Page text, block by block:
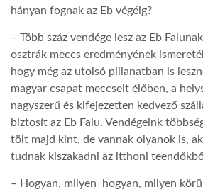
hányan fognak az Eb végéig?
– Több száz vendége lesz az Eb
osztrák meccs eredményének
hogy még az utolsó pillanatban is
magyar csapat meccseit élőben, a
nagyszerű és kifejezetten kedvező
biztosít az Eb Falu. Vendégeink
tölt majd kint, de vannak olyanok is,
tudnak kiszakadni az itthoni
– Hogyan, milyen hogyan, milyen